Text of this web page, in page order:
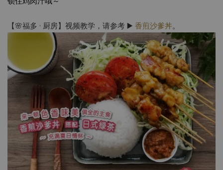
【🌸福多 • 厨房】视频教学，请参考 ▶️ 香煎沙爹丼。